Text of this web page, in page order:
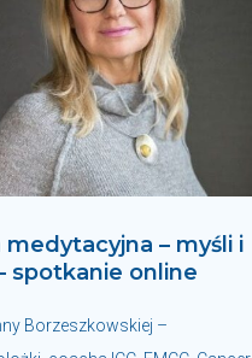
medytacyjna – myśli i
spotkanie online
Borzeszkowskiej –